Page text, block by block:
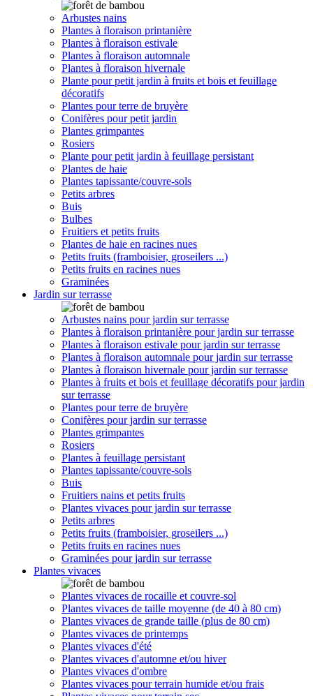
Arbustes nains
Plantes à floraison printanière
Plantes à floraison estivale
Plantes à floraison automnale
Plantes à floraison hivernale
Plante pour petit jardin à fruits et bois et feuillage
décoratifs
Plantes pour terre de bruyère
Conifères pour petit jardin
Plantes grimpantes
Rosiers
Plante pour petit jardin à feuillage persistant
Plantes de haie
Plantes tapissante/couvre-sols
Petits arbres
Buis
Bulbes
Fruitiers et petits fruits
Plantes de haie en racines nues
Petits fruits (framboisier, groseilers ...)
Petits fruits en racines nues
Graminées
Jardin sur terrasse
Arbustes nains pour jardin sur terrasse
Plantes à floraison printanière pour jardin sur terrasse
Plantes à floraison estivale pour jardin sur terrasse
Plantes à floraison automnale pour jardin sur terrasse
Plantes à floraison hivernale pour jardin sur terrasse
Plantes à fruits et bois et feuillage décoratifs pour jardin
sur terrasse
Plantes pour terre de bruyère
Conifères pour jardin sur terrasse
Plantes grimpantes
Rosiers
Plantes à feuillage persistant
Plantes tapissante/couvre-sols
Buis
Fruitiers nains et petits fruits
Plantes vivaces pour jardin sur terrasse
Petits arbres
Petits fruits (framboisier, groseilers ...)
Petits fruits en racines nues
Graminées pour jardin sur terrasse
Plantes vivaces
Plantes vivaces de rocaille et couvre-sol
Plantes vivaces de taille moyenne (de 40 à 80 cm)
Plantes vivaces de grande taille (plus de 80 cm)
Plantes vivaces de printemps
Plantes vivaces d'été
Plantes vivaces d'automne et/ou hiver
Plantes vivaces d'ombre
Plantes vivaces pour terrain humide et/ou frais